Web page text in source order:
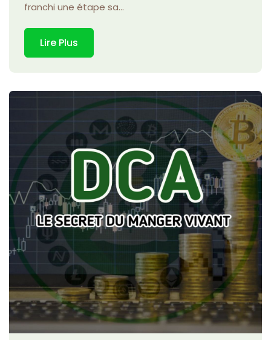
franchi une étape sa...
Lire Plus